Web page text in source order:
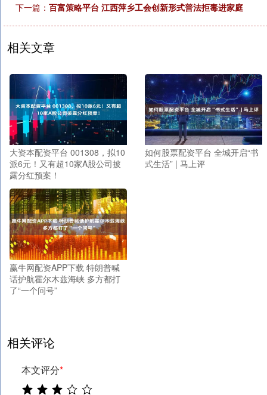
下一篇： 百富策略平台 江西萍乡工会创新形式普法拒毒进家庭
相关文章
大资本配资平台 001308，拟10
派6元！又有超10家A股公司披
露分红预案！
如何股票配资平台 全城开启“书
式生活” | 马上评
赢牛网配资APP下载 特朗普喊
话护航霍尔木兹海峡 多方都打
了“一个问号”
相关评论
本文评分*